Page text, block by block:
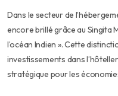
Dans le secteur de
encore brillé grâce au Singita
l’océan Indien ». Cette
investissements dans
stratégique pour les